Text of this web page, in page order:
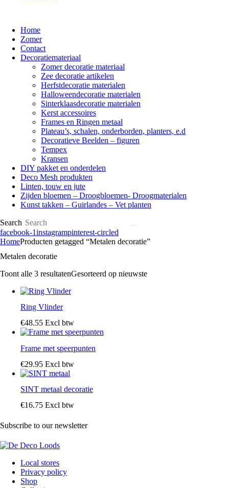
Home
Zomer
Contact
Decoratiemateriaal
Zomer decoratie materiaal
Zee decoratie artikelen
Herfstdecoratie materialen
Halloweendecoratie materialen
Sinterklaasdecoratie materialen
Kerst accessoires
Frames en Ringen metaal
Plateau’s, schalen, onderborden, planters, e.d
Decoratieve Beelden – figuren
Tempex
Kransen
DIY pakket en onderdelen
Deco Mesh produkten
Linten, touw en jute
Zijden bloemen – Droogbloemen- Droogmaterialen
Kunst takken – Guirlandes – Vet planten
Search
facebook-1instagrampinterest-circled
HomeProducten getagged “Metalen decoratie”
Metalen decoratie
Toont alle 3 resultatenGesorteerd op nieuwste
Ring Vlinder
€48.55 Excl btw
Frame met speerpunten
€29.95 Excl btw
SINT metaal decoratie
€16.75 Excl btw
Subscribe to our newsletter
Local stores
Privacy policy
Shop